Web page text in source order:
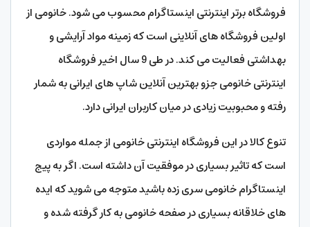
فروشگاه برتر اینترنتی اینستاگرام محسوب می شود. خانومی از
اولین فروشگاه های آنلاینی است که زمینه مواد آرایشی و
بهداشتی فعالیت می کند. در طی 9 سال اخیر فروشگاه
اینترنتی خانومی جزو بهترین آنلاین شاپ های ایرانی به شمار
رفته و محبوبیت زیادی در میان کاربران ایرانی دارد.
تنوع کالا در این فروشگاه اینترنتی خانومی از جمله مواردی
است که تاثیر بسیاری در موفقیت آن داشته است. اگر به پیج
اینستاگرام خانومی سری زده باشید متوجه می شوید که ایده
های خلاقانه بسیاری در صفحه خانومی به کار گرفته شده و